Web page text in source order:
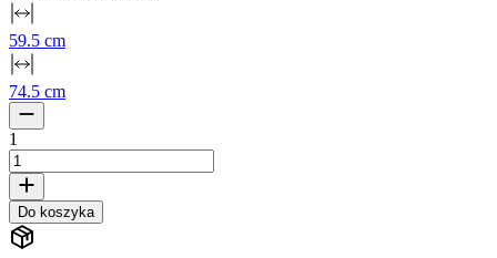
59.5 cm
74.5 cm
1
Do koszyka